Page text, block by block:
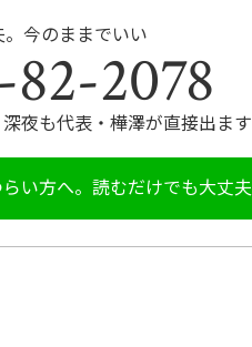
今のままでいい
82-2078
夜も代表・樺澤が直接出ます
い方へ。読むだけでも大丈夫